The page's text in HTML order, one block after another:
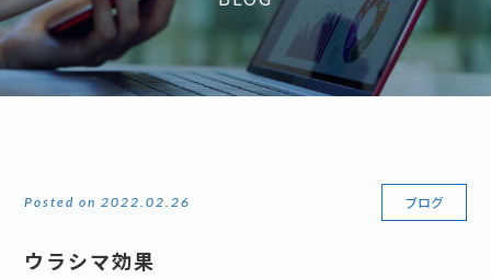
Posted on 2022.02.26 ブログ
ウラシマ効果